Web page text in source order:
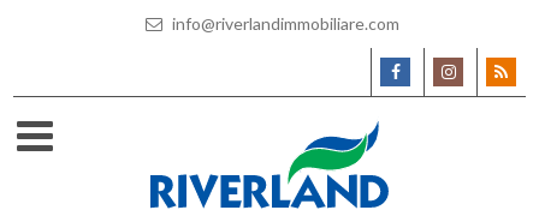
info@riverlandimmobiliare.com